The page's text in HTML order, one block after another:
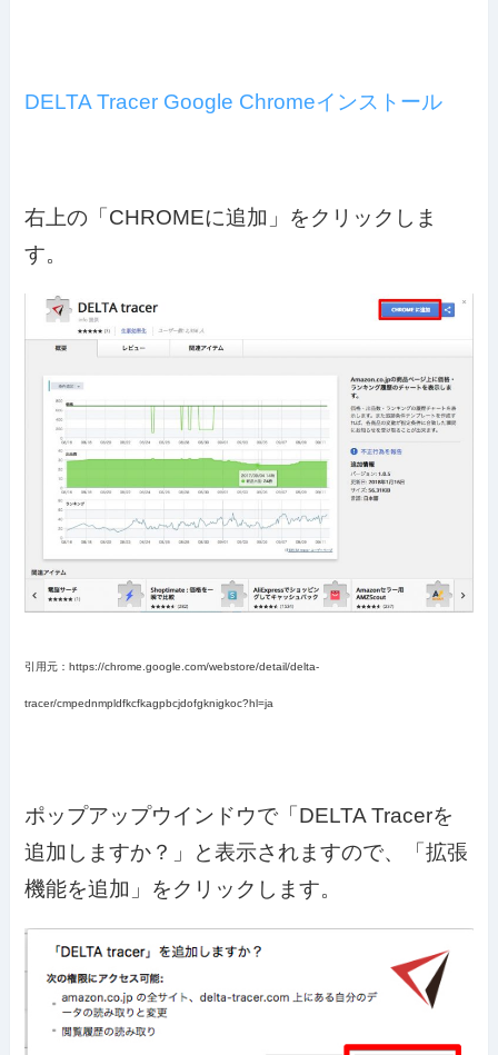
DELTA Tracer Google Chromeインストール
右上の「CHROMEに追加」をクリックしま
す。
引用元：https://chrome.google.com/webstore/detail/delta-
tracer/cmpednmpldfkcfkagpbcjdofgknigkoc?hl=ja
ポップアップウインドウで「DELTA Tracerを
追加しますか？」と表示されますので、「拡張
機能を追加」をクリックします。